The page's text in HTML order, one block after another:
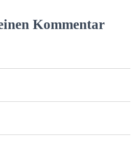
Kommentar